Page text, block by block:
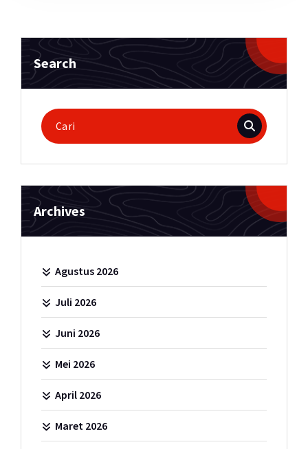
Search
Pencarian
untuk:
Archives
Agustus 2026
Juli 2026
Juni 2026
Mei 2026
April 2026
Maret 2026